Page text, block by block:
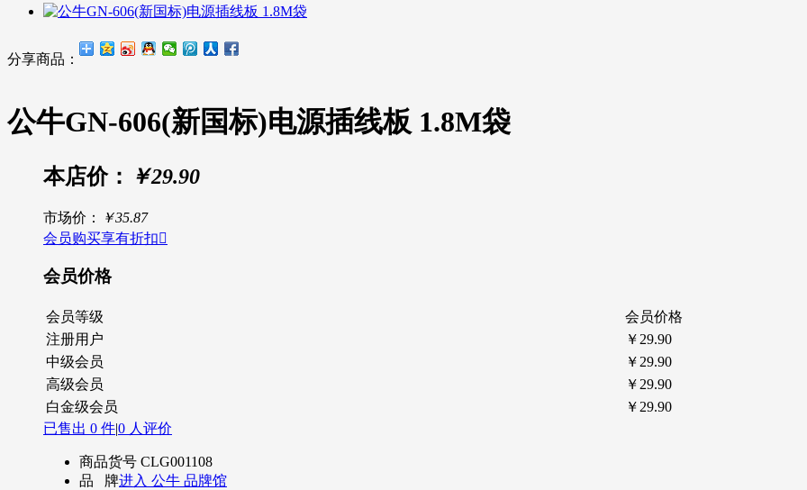
分享商品：
公牛GN-606(新国标)电源插线板 1.8M袋
本店价： ￥29.90
市场价：
￥35.87
会员购买享有折扣
会员价格
会员等级
会员价格
注册用户
￥29.90
中级会员
￥29.90
高级会员
￥29.90
白金级会员
￥29.90
已售出 0 件|0 人评价
商品货号 CLG001108
品 牌进入 公牛 品牌馆